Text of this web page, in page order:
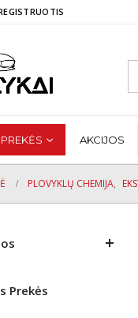
AKCIJOS
PLOVYKLŲ CHEMIJA,
Prekės